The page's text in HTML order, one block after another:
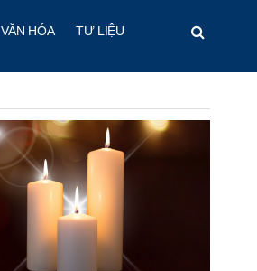
VĂN HÓA TƯ LIỆU